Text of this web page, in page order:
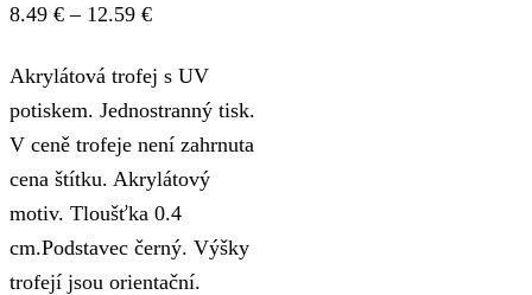
8.49 € – 12.59 €Price
8.49 €
through
12.59 €
Akrylátová trofej s UV
potiskem. Jednostranný tisk.
V ceně trofeje není zahrnuta
cena štítku. Akrylátový
motiv. Tloušťka 0.4
cm.Podstavec černý. Výšky
trofejí jsou orientační.